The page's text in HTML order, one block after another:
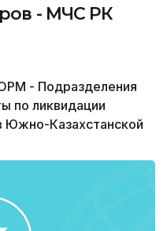
- МЧС РК
- Подразделения
по ликвидации
Южно-Казахстанской